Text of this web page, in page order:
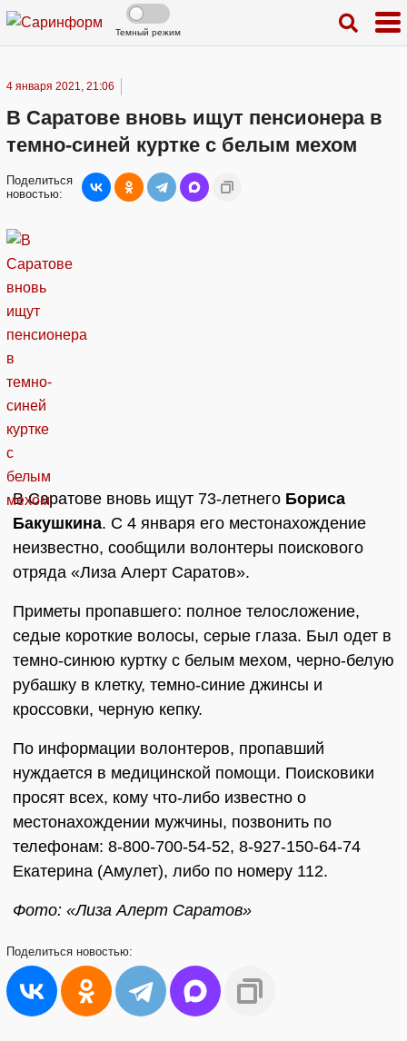
Темный режим
4 января 2021, 21:06
В Саратове вновь ищут пенсионера в
темно-синей куртке с белым мехом
Поделиться
новостью:
В Саратове вновь ищут 73-летнего Бориса
Бакушкина. С 4 января его местонахождение
неизвестно, сообщили волонтеры поискового
отряда «Лиза Алерт Саратов».
Приметы пропавшего: полное телосложение,
седые короткие волосы, серые глаза. Был одет в
темно-синюю куртку с белым мехом, черно-белую
рубашку в клетку, темно-синие джинсы и
кроссовки, черную кепку.
По информации волонтеров, пропавший
нуждается в медицинской помощи. Поисковики
просят всех, кому что-либо известно о
местонахождении мужчины, позвонить по
телефонам: 8-800-700-54-52, 8-927-150-64-74
Екатерина (Амулет), либо по номеру 112.
Фото: «Лиза Алерт Саратов»
Поделиться новостью: